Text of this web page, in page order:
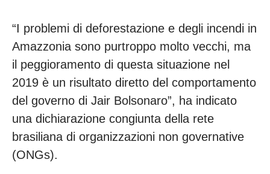
“I problemi di deforestazione e degli incendi in
Amazzonia sono purtroppo molto vecchi, ma
il peggioramento di questa situazione nel
2019 è un risultato diretto del comportamento
del governo di Jair Bolsonaro”, ha indicato
una dichiarazione congiunta della rete
brasiliana di organizzazioni non governative
(ONGs).